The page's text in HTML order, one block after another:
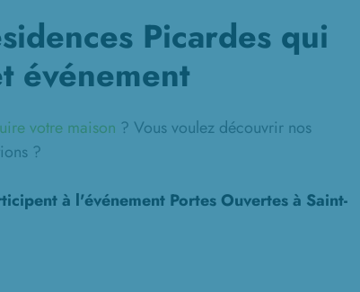
Picardes qui
événement
votre maison ? Vous voulez découvrir nos
?
à l'événement Portes Ouvertes à Saint-